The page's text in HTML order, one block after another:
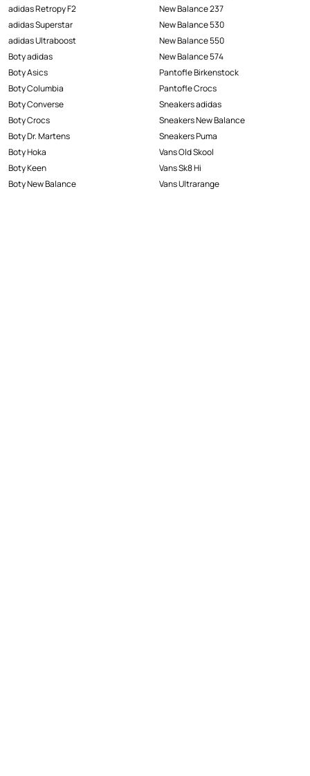
adidas Retropy F2
adidas Superstar
adidas Ultraboost
Boty adidas
Boty Asics
Boty Columbia
Boty Converse
Boty Crocs
Boty Dr. Martens
Boty Hoka
Boty Keen
Boty New Balance
New Balance 237
New Balance 530
New Balance 550
New Balance 574
Pantofle Birkenstock
Pantofle Crocs
Sneakers adidas
Sneakers New Balance
Sneakers Puma
Vans Old Skool
Vans Sk8 Hi
Vans Ultrarange